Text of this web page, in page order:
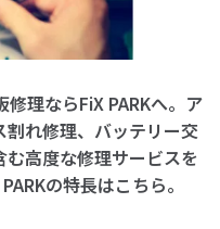
理ならFiX PARKへ。ア
れ修理、バッテリー交
高度な修理サービスを
の特長はこちら。